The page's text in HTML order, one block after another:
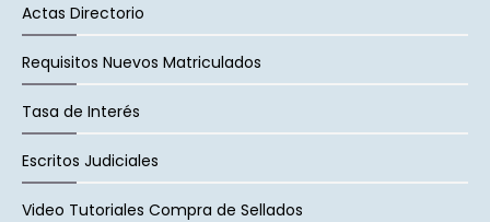
Actas Directorio
Requisitos Nuevos Matriculados
Tasa de Interés
Escritos Judiciales
Video Tutoriales Compra de Sellados